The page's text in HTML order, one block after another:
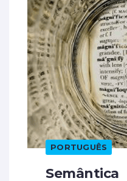
PORTUGUÊS
Semântica